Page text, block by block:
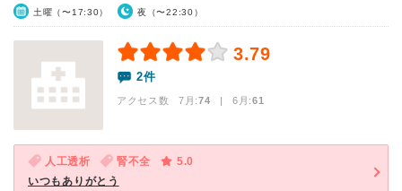
土曜（〜17:30） 夜（〜22:30）
3.79
2件
アクセス数 7月:74 | 6月:61
人工透析 腎不全
5.0
いつもありがとう